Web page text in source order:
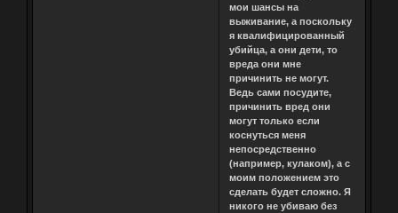
мои шансы на
выживание, а поскольку
я квалифицированный
убийца, а они дети, то
вреда они мне
причинить не могут.
Ведь сами посудите,
причинить вред они
могут только если
коснуться меня
непосредственно
(например, кулаком), а с
моим положением это
сделать будет сложно. Я
никого не убиваю без